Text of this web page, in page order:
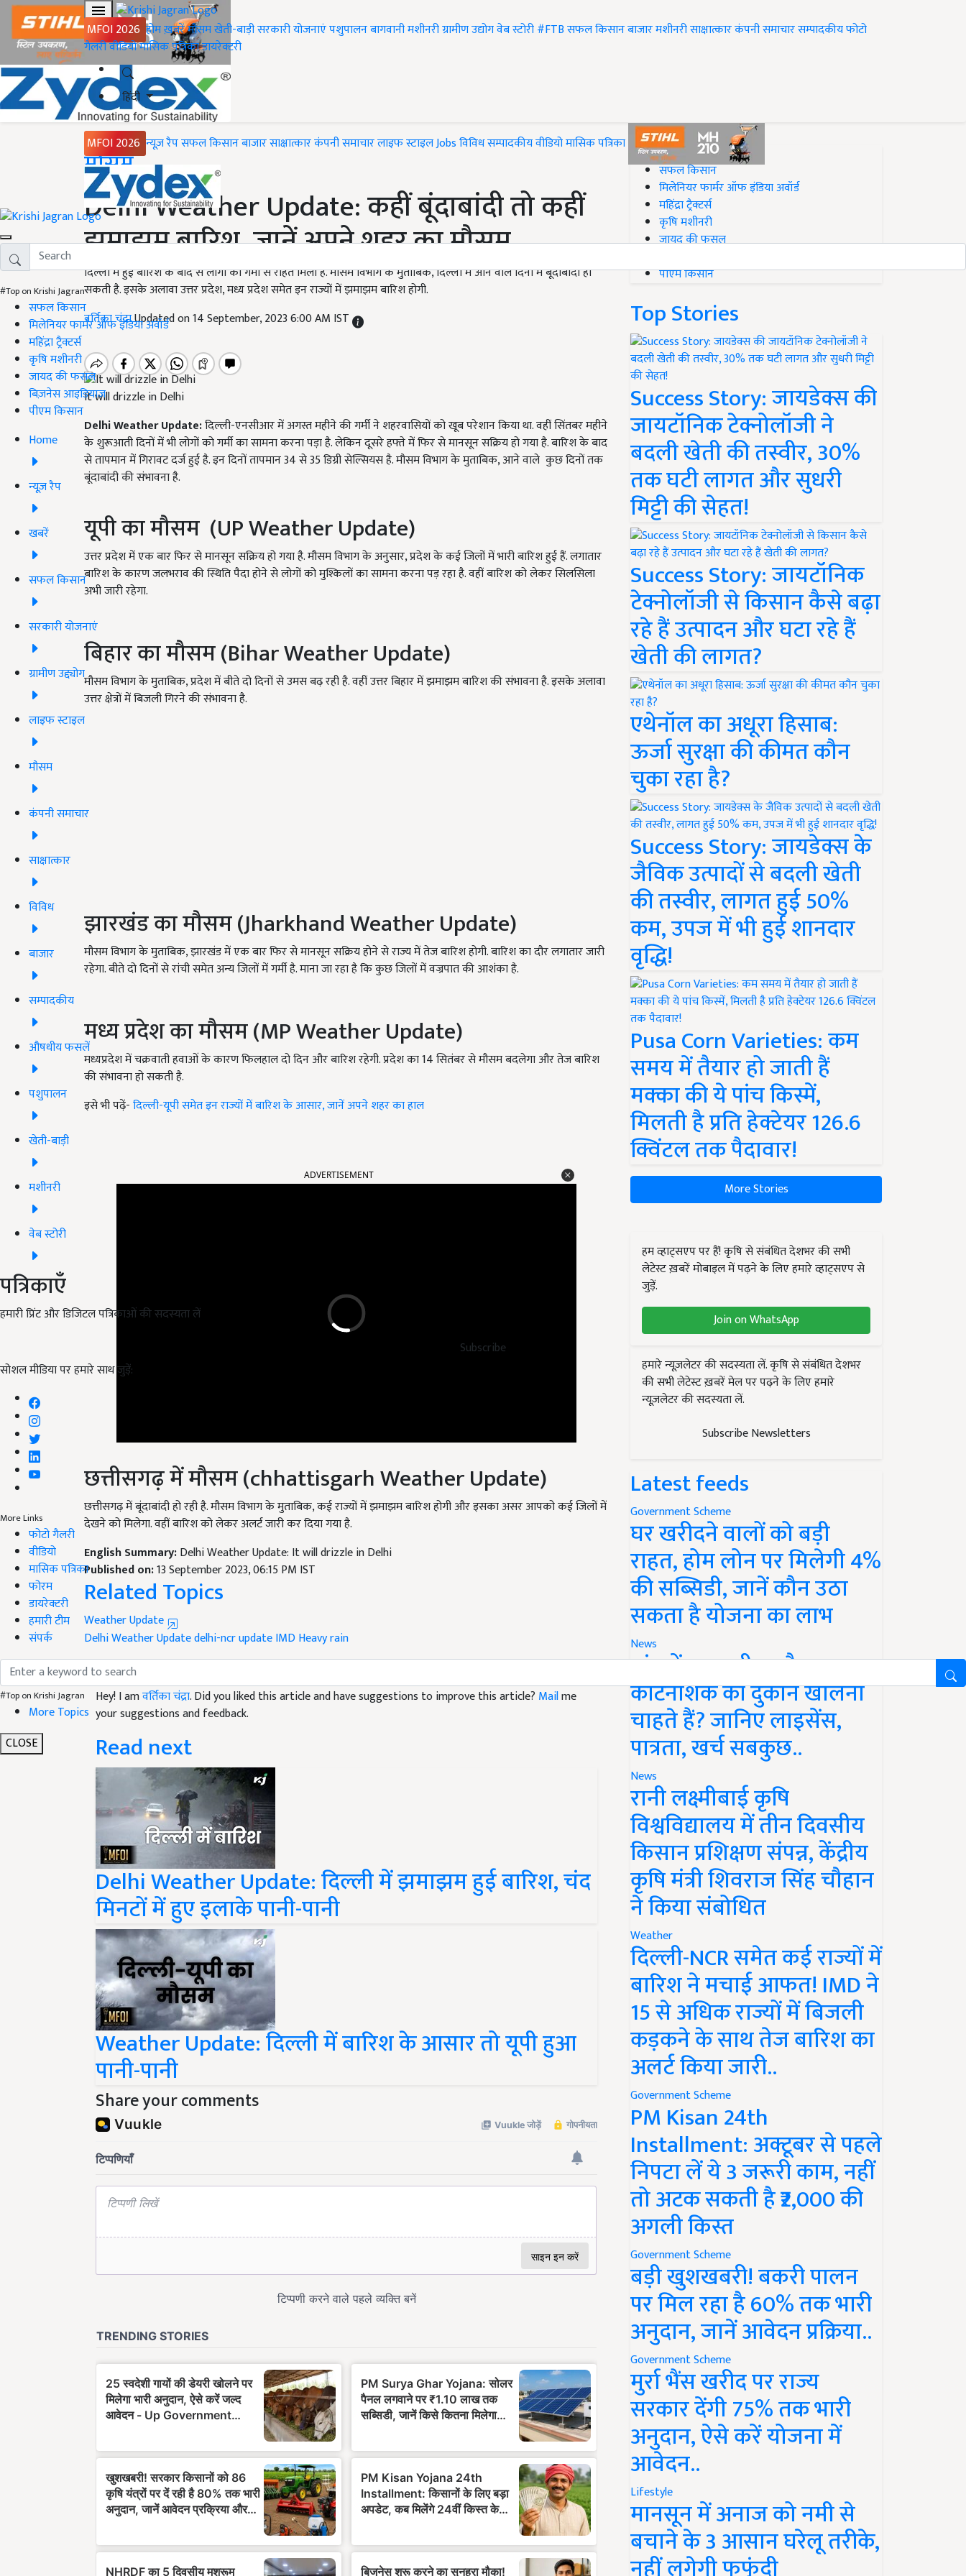
MFOI 2026 होमख़बरेंमौसमखेती-बाड़ीसरकारी योजनाएंपशुपालनबागवानीमशीनरीग्रामीण उद्योगवेब स्टोरी#FTBसफल किसानबाजारमशीनरीसाक्षात्कारकंपनी समाचारसम्पादकीयफोटो
गैलरीवीडियोमासिक पत्रिकाडायरेक्टरी
हिंदी
MFOI 2026 न्यूज़ रैपसफल किसानबाजारसाक्षात्कारकंपनी समाचारलाइफ स्टाइलJobsविविधसम्पादकीयवीडियोमासिक पत्रिका
#Top on Krishi Jagran
सफल किसान
मिलेनियर फार्मर ऑफ इंडिया अवॉर्ड
महिंद्रा ट्रैक्टर्स
कृषि मशीनरी
जायद की फसल
बिज़नेस आइडियाज
पीएम किसान
Home
न्यूज़ रैप
खबरें
सफल किसान
सरकारी योजनाएं
ग्रामीण उद्द्योग
लाइफ स्टाइल
मौसम
कंपनी समाचार
साक्षात्कार
विविध
बाजार
सम्पादकीय
औषधीय फसलें
पशुपालन
खेती-बाड़ी
मशीनरी
वेब स्टोरी
पत्रिकाएँ
हमारी प्रिंट और डिजिटल पत्रिकाओं की सदस्यता लें
Subscribe
सोशल मीडिया पर हमारे साथ जुड़ें:
More Links
फोटो गैलरी
वीडियो
मासिक पत्रिका
फोरम
डायरेक्टरी
हमारी टीम
संपर्क
#Top on Krishi Jagran
More Topics
CLOSE
Home
मौसम
Delhi Weather Update: कहीं बूंदाबांदी तो कहीं
झमाझम बारिश, जानें अपने शहर का मौसम
दिल्ली में हुई बारिश के बाद से लोगों को गर्मी से राहत मिली है. मौसम विभाग के मुताबिक, दिल्ली में आने वाले दिनों में बूंदाबांदी हो
सकती है. इसके अलावा उत्तर प्रदेश, मध्य प्रदेश समेत इन राज्यों में झमाझम बारिश होगी.
वर्तिका चंद्राUpdated on 14 September, 2023 6:00 AM IST
It will drizzle in Delhi
Delhi Weather Update:दिल्ली-एनसीआर में अगस्त महीने की गर्मी ने शहरवासियों को खूब परेशान किया था. वहीं सिंतबर महीने
के शुरूआती दिनों में भी लोगों को गर्मी का सामना करना पड़ा है. लेकिन दूसरे हफ्ते में फिर से मानसून सक्रिय हो गया है. बारिश के बाद
से तापमान में गिरावट दर्ज हुई है. इन दिनों तापमान 34 से 35 डिग्री सेल्सियस है. मौसम विभाग के मुताबिक, आने वाले कुछ दिनों तक
बूंदाबांदी की संभावना है.
यूपी का मौसम (UP Weather Update)
उत्तर प्रदेश में एक बार फिर से मानसून सक्रिय हो गया है. मौसम विभाग के अनुसार, प्रदेश के कई जिलों में भारी बारिश हुई हैं. लगातार
बारिश के कारण जलभराव की स्थिति पैदा होने से लोगों को मुश्किलों का सामना करना पड़ रहा है. वहीं बारिश को लेकर सिलसिला
अभी जारी रहेगा.
बिहार का मौसम (Bihar Weather Update)
मौसम विभाग के मुताबिक, प्रदेश में बीते दो दिनों से उमस बढ़ रही है. वहीं उत्तर बिहार में झमाझम बारिश की संभावना है. इसके अलावा
उत्तर क्षेत्रों में बिजली गिरने की संभावना है.
झारखंड का मौसम (Jharkhand Weather Update)
मौसम विभाग के मुताबिक, झारखंड में एक बार फिर से मानसून सक्रिय होने से राज्य में तेज बारिश होगी. बारिश का दौर लगातार जारी
रहेगा. बीते दो दिनों से रांची समेत अन्य जिलों में गर्मी है. माना जा रहा है कि कुछ जिलों में वज्रपात की आशंका है.
मध्य प्रदेश का मौसम (MP Weather Update)
मध्यप्रदेश में चक्रवाती हवाओं के कारण फिलहाल दो दिन और बारिश रहेगी. प्रदेश का 14 सितंबर से मौसम बदलेगा और तेज बारिश
की संभावना हो सकती है.
इसे भी पढ़ें-दिल्ली-यूपी समेत इन राज्यों में बारिश के आसार, जानें अपने शहर का हाल
छत्तीसगढ़ में मौसम (chhattisgarh Weather Update)
छत्तीसगढ़ में बूंदाबांदी हो रही है. मौसम विभाग के मुताबिक, कई राज्यों में झमाझम बारिश होगी और इसका असर आपको कई जिलों में
देखने को मिलेगा. वहीं बारिश को लेकर अलर्ट जारी कर दिया गया है.
Published on:13 September 2023, 06:15 PM IST
Related Topics
Weather Update
Delhi Weather Update
Like this article?
Hey! I am
your suggestions and feedback.
Read next
Delhi Weather Update: दिल्ली में झमाझम हुई बारिश, चंद
मिनटों में हुए इलाके पानी-पानी
Weather Update: दिल्ली में बारिश के आसार तो यूपी हुआ
पानी-पानी
Share your comments
#Top on Krishi Jagran
सफल किसान
मिलेनियर फार्मर ऑफ इंडिया अवॉर्ड
महिंद्रा ट्रैक्टर्स
कृषि मशीनरी
जायद की फसल
पीएम किसान
Top Stories
Success Story: जायडेक्स की
जायटॉनिक टेक्नोलॉजी ने
बदली खेती की तस्वीर, 30%
तक घटी लागत और सुधरी
मिट्टी की सेहत!
Success Story: जायटॉनिक
टेक्नोलॉजी से किसान कैसे बढ़ा
रहे हैं उत्पादन और घटा रहे हैं
खेती की लागत?
एथेनॉल का अधूरा हिसाब:
ऊर्जा सुरक्षा की कीमत कौन
चुका रहा है?
Success Story: जायडेक्स के
जैविक उत्पादों से बदली खेती
की तस्वीर, लागत हुई 50%
कम, उपज में भी हुई शानदार
वृद्धि!
Pusa Corn Varieties: कम
समय में तैयार हो जाती हैं
मक्का की ये पांच किस्में,
मिलती है प्रति हेक्टेयर 126.6
क्विंटल तक पैदावार!
More Stories
हम व्हाट्सएप पर हैं! कृषि से संबंधित देशभर की सभी
लेटेस्ट ख़बरें मोबाइल में पढ़ने के लिए हमारे व्हाट्सएप से
जुड़ें.
Join on WhatsApp
हमारे न्यूज़लेटर की सदस्यता लें. कृषि से संबंधित देशभर
की सभी लेटेस्ट ख़बरें मेल पर पढ़ने के लिए हमारे
न्यूज़लेटर की सदस्यता लें.
Subscribe Newsletters
Latest feeds
Government Scheme
घर खरीदने वालों को बड़ी
राहत, होम लोन पर मिलेगी 4%
की सब्सिडी, जानें कौन उठा
सकता है योजना का लाभ
News
गांव में खाद, बीज और
कीटनाशक की दुकान खोलना
चाहते हैं? जानिए लाइसेंस,
पात्रता, खर्च सबकुछ..
News
रानी लक्ष्मीबाई कृषि
विश्वविद्यालय में तीन दिवसीय
किसान प्रशिक्षण संपन्न, केंद्रीय
कृषि मंत्री शिवराज सिंह चौहान
ने किया संबोधित
Weather
दिल्ली-NCR समेत कई राज्यों में
बारिश ने मचाई आफत! IMD ने
15 से अधिक राज्यों में बिजली
कड़कने के साथ तेज बारिश का
अलर्ट किया जारी..
Government Scheme
PM Kisan 24th
Installment: अक्टूबर से पहले
निपटा लें ये 3 जरूरी काम, नहीं
तो अटक सकती है ₹2,000 की
अगली किस्त
Government Scheme
बड़ी खुशखबरी! बकरी पालन
पर मिल रहा है 60% तक भारी
अनुदान, जानें आवेदन प्रक्रिया..
Government Scheme
मुर्रा भैंस खरीद पर राज्य
सरकार देंगी 75% तक भारी
अनुदान, ऐसे करें योजना में
आवेदन..
Lifestyle
मानसून में अनाज को नमी से
बचाने के 3 आसान घरेलू तरीके,